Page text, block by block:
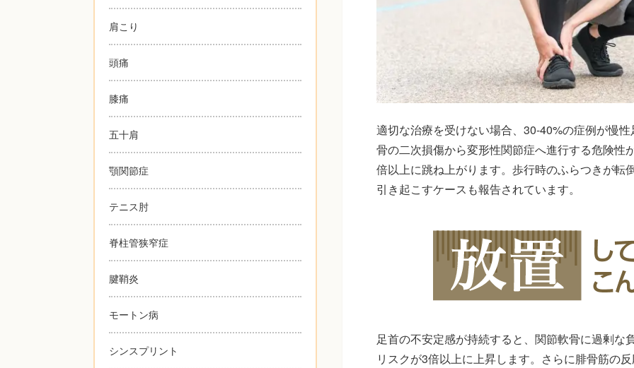
適切な治療を受けない場合、30-40%の症例が慢
骨の二次損傷から変形性関節症へ進行する危険性
倍以上に跳ね上がります。歩行時のふらつきが転
引き起こすケースも報告されています。
足首の不安定感が持続すると、関節軟骨に過剰な
リスクが3倍以上に上昇します。さらに腓骨筋の
肩こり
頭痛
膝痛
五十肩
顎関節症
テニス肘
脊柱管狭窄症
腱鞘炎
モートン病
シンスプリント